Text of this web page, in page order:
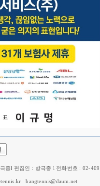
종l 편집인 : 방극종 l 전화번호 : 02-409
bangtennis@daum.net